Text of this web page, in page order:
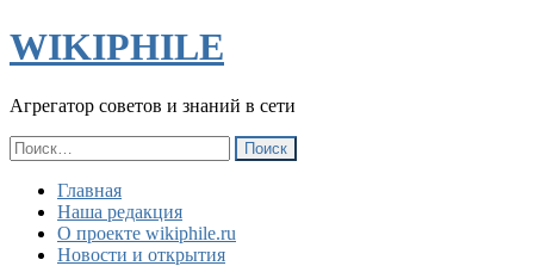
WIKIPHILE
Агрегатор советов и знаний в сети
Найти:
Главная
Наша редакция
О проекте wikiphile.ru
Новости и открытия